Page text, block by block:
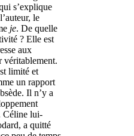
s’explique
le
je. De quelle
? Elle est
aux
véritablement.
limité et
un rapport
Il n’y a
Céline lui-
a quitté